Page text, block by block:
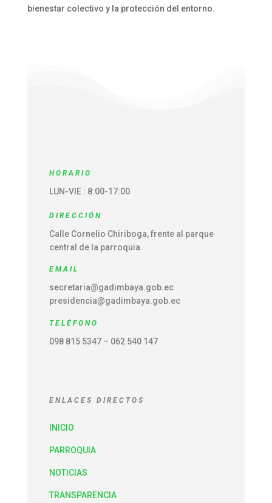
bienestar colectivo y la protección del entorno.
HORARIO
LUN-VIE : 8:00-17:00
DIRECCIÓN
Calle Cornelio Chiriboga, frente al parque
central de la parroquia.
EMAIL
secretaria@gadimbaya.gob.ec
presidencia@gadimbaya.gob.ec
TELÉFONO
098 815 5347 – 062 540 147
ENLACES DIRECTOS
INICIO
PARROQUIA
NOTICIAS
TRANSPARENCIA